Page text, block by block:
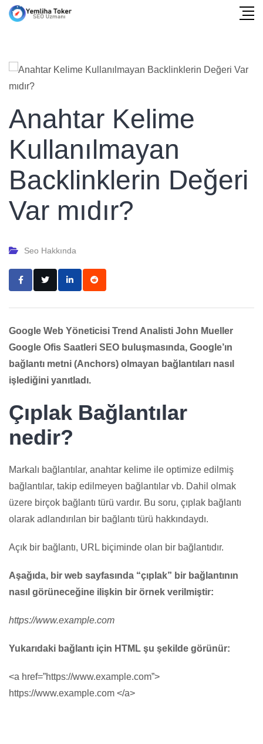
Anahtar Kelime
Kullanılmayan
Backlinklerin Değeri
Var mıdır?
Seo Hakkında
Google Web Yöneticisi Trend Analisti John Mueller
Google Ofis Saatleri SEO buluşmasında, Google’ın
bağlantı metni (Anchors) olmayan bağlantıları nasıl
işlediğini yanıtladı.
Çıplak Bağlantılar
nedir?
Markalı bağlantılar, anahtar kelime ile optimize edilmiş
bağlantılar, takip edilmeyen bağlantılar vb. Dahil olmak
üzere birçok bağlantı türü vardır. Bu soru, çıplak bağlantı
olarak adlandırılan bir bağlantı türü hakkındaydı.
Açık bir bağlantı, URL biçiminde olan bir bağlantıdır.
Aşağıda, bir web sayfasında “çıplak” bir bağlantının
nasıl görüneceğine ilişkin bir örnek verilmiştir:
https://www.example.com
Yukarıdaki bağlantı için HTML şu şekilde görünür:
<a href=”https://www.example.com”>
https://www.example.com </a>